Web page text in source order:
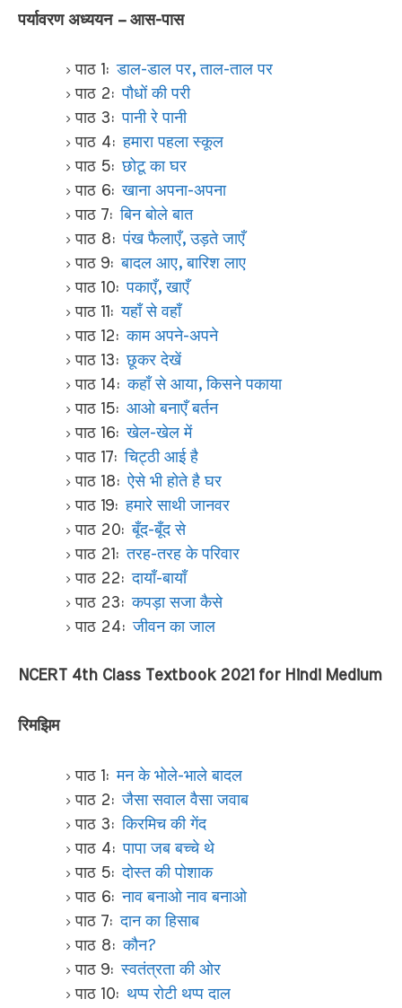
पर्यावरण अध्ययन – आस-पास
पाठ 1:डाल-डाल पर, ताल-ताल पर
पाठ 2:पौधों की परी
पाठ 3:पानी रे पानी
पाठ 4:हमारा पहला स्कूल
पाठ 5:छोटू का घर
पाठ 6:खाना अपना-अपना
पाठ 7:बिन बोले बात
पाठ 8:पंख फैलाएँ, उड़ते जाएँ
पाठ 9:बादल आए, बारिश लाए
पाठ 10:पकाएँ, खाएँ
पाठ 11:यहाँ से वहाँ
पाठ 12:काम अपने-अपने
पाठ 13:छूकर देखें
पाठ 14:कहाँ से आया, किसने पकाया
पाठ 15: आओ बनाएँ बर्तन
पाठ 16:खेल-खेल में
पाठ 17:चिट्ठी आई है
पाठ 18:ऐसे भी होते है घर
पाठ 19:हमारे साथी जानवर
पाठ 20:बूँद-बूँद से
पाठ 21:तरह-तरह के परिवार
पाठ 22:दायाँ-बायाँ
पाठ 23:कपड़ा सजा कैसे
पाठ 24:जीवन का जाल
NCERT 4th Class Textbook 2021 for Hindi Medium
रिमझिम
पाठ 1:मन के भोले-भाले बादल
पाठ 2:जैसा सवाल वैसा जवाब
पाठ 3:किरमिच की गेंद
पाठ 4:पापा जब बच्चे थे
पाठ 5:दोस्त की पोशाक
पाठ 6:नाव बनाओ नाव बनाओ
पाठ 7:दान का हिसाब
पाठ 8:कौन?
पाठ 9:स्वतंत्रता की ओर
पाठ 10: थप्प रोटी थप्प दाल